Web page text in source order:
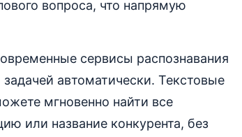
вопроса, что напрямую
сервисы распознавания
автоматически. Текстовые
мгновенно найти все
или название конкурента, без